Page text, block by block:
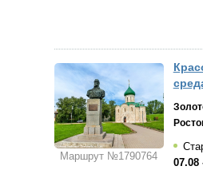
Маршрут №1790764
07.08